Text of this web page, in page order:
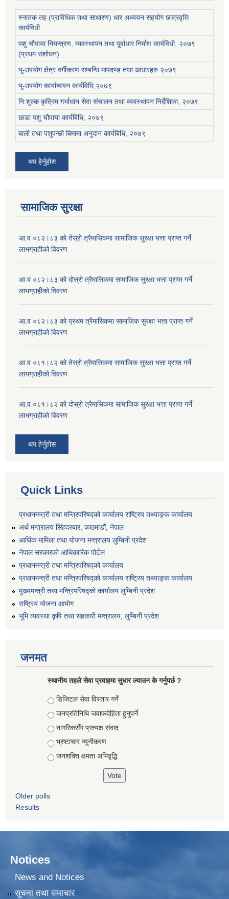
स्नातक तह (प्राविधिक तथा साधारण) धार अध्ययन सहयोग छात्रवृत्ति
कार्यविधी
पशु चौपाया नियन्त्रण, व्यवस्थापन तथा पू्र्वाधार निर्माण कार्यविधी, २०७९
(प्रथम संशोधन)
भू-उपयोग क्षेत्र वर्गीकरण सम्बन्धि मापदण्ड तथा आधारहरु २०७९
भू-उपयोग कार्यान्वयन कार्यविधि,२०७९
नि:शुल्क कृत्रिम गर्भाधान सेवा संचालन तथा व्यवस्थापन निर्देशिका, २०७९
छाडा पशु चौपाया कार्यबिधि, २०७९
बाली तथा पशुपन्छी बिमामा अनुदान कार्यबिधि, २०७९
थप हेर्नुहोस
सामाजिक सुरक्षा
आ.व ०८२।८३ को तेस्रो त्रैमासिकमा सामाजिक सुरक्षा भत्ता प्राप्त गर्ने
लाभग्राहीको विवरण
आ.व ०८२।८३ को दोस्रो त्रैमासिकमा सामाजिक सुरक्षा भत्ता प्राप्त गर्ने
लाभग्राहीको विवरण
आ.व ०८२।८३ को प्रथम त्रैमासिकमा सामाजिक सुरक्षा भत्ता प्राप्त गर्ने
लाभग्राहीको विवरण
आ.व ०८१।८२ को तेस्रो त्रैमासिकमा सामाजिक सुरक्षा भत्ता प्राप्त गर्ने
लाभग्राहीको विवरण
आ.व ०८१।८२ को दोस्रो त्रैमासिकमा सामाजिक सुरक्षा भत्ता प्राप्त गर्ने
लाभग्राहीको विवरण
थप हेर्नुहोस
Quick Links
प्रधानमन्त्री तथा मन्त्रिपरिषद्को कार्यालय राष्ट्रिय तथ्याङ्क कार्यालय
अर्थ मन्त्रालय सिंहदरबार, काठमाडौं, नेपाल
आर्थिक मामिला तथा योजना मन्त्रालय लुम्बिनी प्रदेश
नेपाल सरकारको आधिकारिक पोर्टल
प्रधानमन्त्री तथा मन्त्रिपरिषद्को कार्यालय
प्रधानमन्त्री तथा मन्त्रिपरिषद्को कार्यालय राष्ट्रिय तथ्याङ्क कार्यालय
मुख्यमन्त्री तथा मन्त्रिपरिषद्को कार्यालय लुम्बिनी प्रदेश
राष्ट्रिय योजना आयोग
भूमि व्यवस्था कृषि तथा सहकारी मन्त्रालय, लुम्बिनी प्रदेश
जनमत
स्थानीय तहले सेवा प्रवाहमा सुधार ल्याउन के गर्नुपर्छ ?
Choices
डिजिटल सेवा विस्तार गर्ने
जनप्रतिनिधि जवाफदेहिता हुनुपर्ने
नागरिकसँग प्रत्यक्ष संवाद
भ्रष्टाचार न्यूनीकरण
जनशक्ति क्षमता अभिवृद्धि
Older polls
Results
Notices
News and Notices
सुचना तथा समाचार